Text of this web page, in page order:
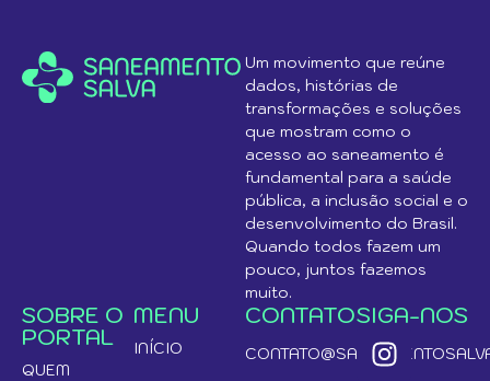
Um movimento que reúne
dados, histórias de
transformações e soluções
que mostram como o
acesso ao saneamento é
fundamental para a saúde
pública, a inclusão social e o
desenvolvimento do Brasil.
Quando todos fazem um
pouco, juntos fazemos
muito.
SOBRE O
PORTAL
QUEM
MENU
INÍCIO
CONTATOSIGA-NOS